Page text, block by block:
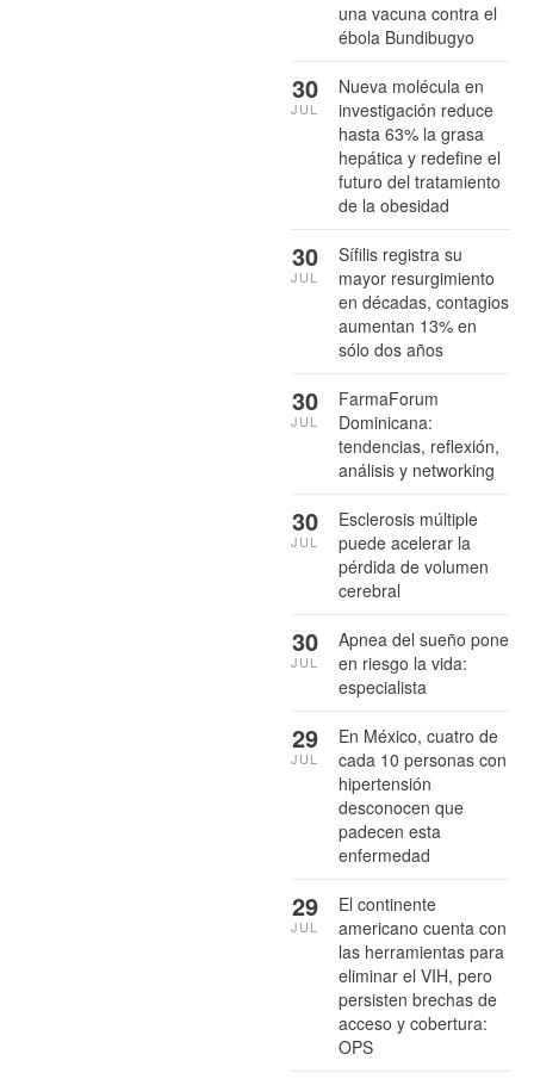
una vacuna contra el
ébola Bundibugyo
Nueva molécula en
investigación reduce
hasta 63% la grasa
hepática y redefine el
futuro del tratamiento
de la obesidad
30
JUL
Sífilis registra su
mayor resurgimiento
en décadas, contagios
aumentan 13% en
sólo dos años
30
JUL
FarmaForum
Dominicana:
tendencias, reflexión,
análisis y networking
30
JUL
Esclerosis múltiple
puede acelerar la
pérdida de volumen
cerebral
30
JUL
Apnea del sueño pone
en riesgo la vida:
especialista
30
JUL
En México, cuatro de
cada 10 personas con
hipertensión
desconocen que
padecen esta
enfermedad
29
JUL
El continente
americano cuenta con
las herramientas para
eliminar el VIH, pero
persisten brechas de
acceso y cobertura:
OPS
29
JUL